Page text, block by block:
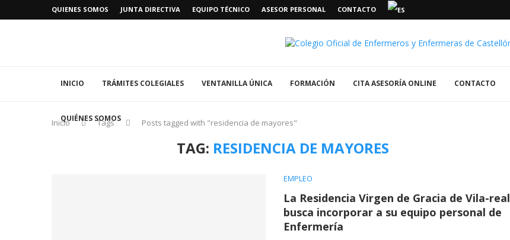
QUIENES SOMOS JUNTA DIRECTIVA EQUIPO TÉCNICO ASESOR PERSONAL CONTACTO
INICIO TRÁMITES COLEGIALES VENTANILLA ÚNICA FORMACIÓN CITA ASESORÍA ONLINE CONTACTO
QUIÉNES SOMOS
Inicio Tags Posts tagged with "residencia de mayores"
TAG: RESIDENCIA DE MAYORES
EMPLEO
La Residencia Virgen de Gracia de Vila-real
busca incorporar a su equipo personal de
Enfermería